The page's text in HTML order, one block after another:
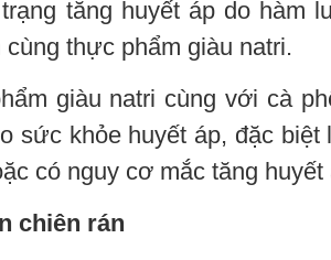
tăng huyết áp do hàm
cùng thực phẩm giàu natri.
giàu natri cùng với cà
sức khỏe huyết áp, đặc
có nguy cơ mắc tăng huyết
chiên rán